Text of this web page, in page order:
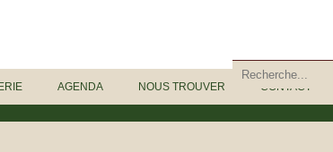
AGENDA NOUS TROUVER CONTACT